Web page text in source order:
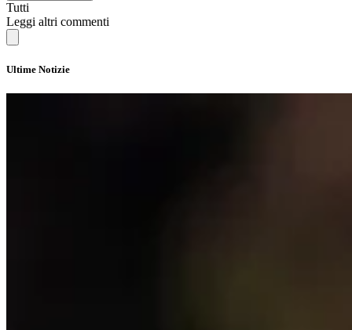
Tutti
Leggi altri commenti
Ultime Notizie